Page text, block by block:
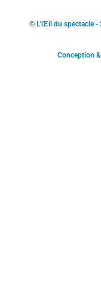
© L'Œil du spectacle -
Conception